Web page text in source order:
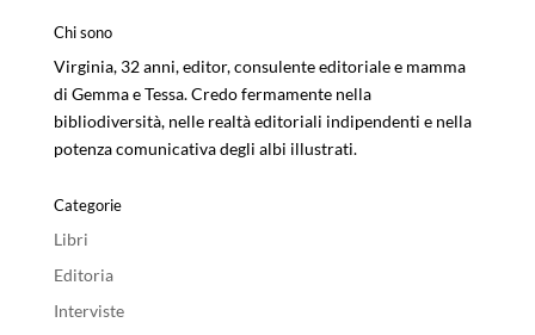
Chi sono
Virginia, 32 anni, editor, consulente editoriale e mamma
di Gemma e Tessa. Credo fermamente nella
bibliodiversità, nelle realtà editoriali indipendenti e nella
potenza comunicativa degli albi illustrati.
Categorie
Libri
Editoria
Interviste